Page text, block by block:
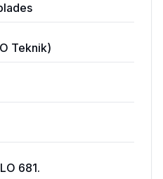
Teknik)
681.